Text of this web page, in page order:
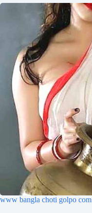
www bangla choti golpo com